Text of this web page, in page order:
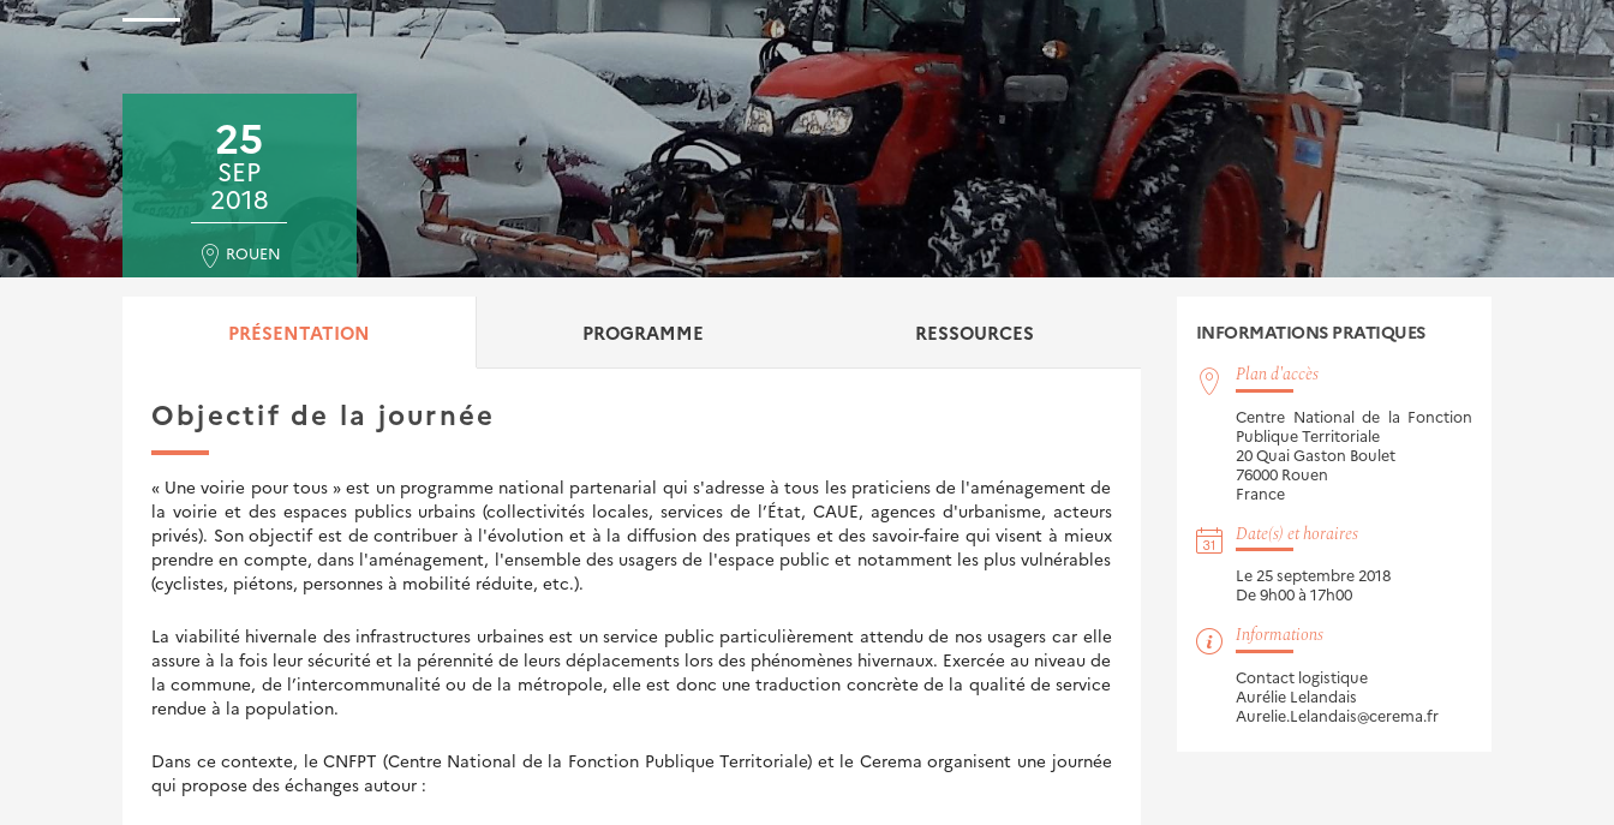
25
SEP
2018
ROUEN
INFORMATIONS PRATIQUES
Plan d'accès
Centre National de la Fonction
Publique Territoriale
20 Quai Gaston Boulet
76000 Rouen
France
Date(s) et horaires
Le 25 septembre 2018
De 9h00 à 17h00
Informations
Contact logistique
Aurélie Lelandais
Aurelie.Lelandais@cerema.fr
PRÉSENTATION PROGRAMME RESSOURCES
Objectif de la journée
« Une voirie pour tous » est un programme national partenarial qui s'adresse à tous les praticiens de l'aménagement de
la voirie et des espaces publics urbains (collectivités locales, services de l’État, CAUE, agences d'urbanisme, acteurs
privés). Son objectif est de contribuer à l'évolution et à la diffusion des pratiques et des savoir-faire qui visent à mieux
prendre en compte, dans l'aménagement, l'ensemble des usagers de l'espace public et notamment les plus vulnérables
(cyclistes, piétons, personnes à mobilité réduite, etc.).
La viabilité hivernale des infrastructures urbaines est un service public particulièrement attendu de nos usagers car elle
assure à la fois leur sécurité et la pérennité de leurs déplacements lors des phénomènes hivernaux. Exercée au niveau de
la commune, de l’intercommunalité ou de la métropole, elle est donc une traduction concrète de la qualité de service
rendue à la population.
Dans ce contexte, le CNFPT (Centre National de la Fonction Publique Territoriale) et le Cerema organisent une journée
qui propose des échanges autour :